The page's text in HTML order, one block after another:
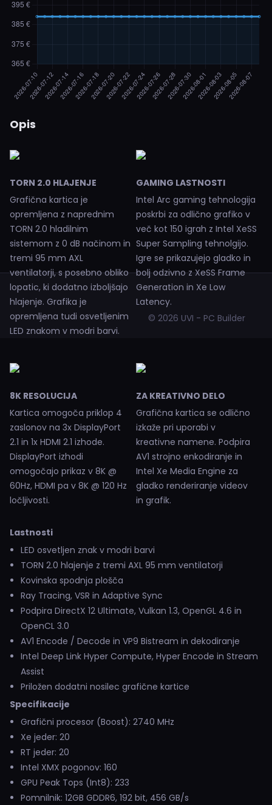
Opis
TORN 2.0 HLAJENJE
Grafična kartica je
opremljena z naprednim
TORN 2.0 hladilnim
sistemom z 0 dB načinom in
tremi 95 mm AXL
ventilatorji, s posebno obliko
lopatic, ki dodatno izboljšajo
hlajenje. Grafika je
opremljena tudi osvetljenim
LED znakom v modri barvi.
GAMING LASTNOSTI
Intel Arc gaming tehnologija
poskrbi za odlično grafiko v
več kot 150 igrah z Intel XeSS
Super Sampling tehnolgijo.
Igre se prikazujejo gladko in
bolj odzivno z XeSS Frame
Generation in Xe Low
Latency.
8K RESOLUCIJA
Kartica omogoča priklop 4
zaslonov na 3x DisplayPort
2.1 in 1x HDMI 2.1 izhode.
DisplayPort izhodi
omogočajo prikaz v 8K @
60Hz, HDMI pa v 8K @ 120 Hz
ločljivosti.
ZA KREATIVNO DELO
Grafična kartica se odlično
izkaže pri uporabi v
kreativne namene. Podpira
AV1 strojno enkodiranje in
Intel Xe Media Engine za
gladko renderiranje videov
in grafik.
Lastnosti
LED osvetljen znak v modri barvi
TORN 2.0 hlajenje z tremi AXL 95 mm ventilatorji
Kovinska spodnja plošča
Ray Tracing, VSR in Adaptive Sync
Podpira DirectX 12 Ultimate, Vulkan 1.3, OpenGL 4.6 in
OpenCL 3.0
AV1 Encode / Decode in VP9 Bistream in dekodiranje
Intel Deep Link Hyper Compute, Hyper Encode in Stream
Assist
Priložen dodatni nosilec grafične kartice
Specifikacije
Grafični procesor (Boost): 2740 MHz
Xe jeder: 20
RT jeder: 20
Intel XMX pogonov: 160
GPU Peak Tops (Int8): 233
Pomnilnik: 12GB GDDR6, 192 bit, 456 GB/s
© 2026 UVI - PC Builder